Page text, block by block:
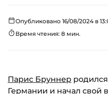
Опубликовано 16/08/2024 в
Время чтения: 8 мин.
Парис Бруннер
Германии и начал свой